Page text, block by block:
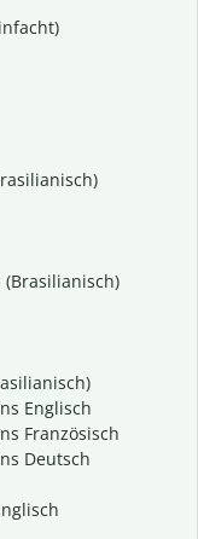
(Brasilianisch)
Englisch
Französisch
Deutsch